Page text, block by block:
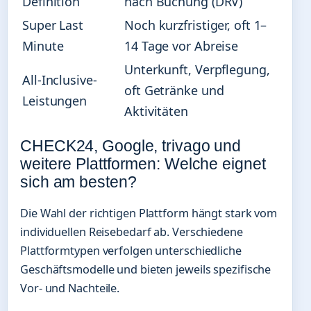
Super Last
Minute
Noch kurzfristiger, oft 1–
14 Tage vor Abreise
All-Inclusive-
Leistungen
Unterkunft, Verpflegung,
oft Getränke und
Aktivitäten
CHECK24, Google, trivago und
weitere Plattformen: Welche eignet
sich am besten?
Die Wahl der richtigen Plattform hängt stark vom
individuellen Reisebedarf ab. Verschiedene
Plattformtypen verfolgen unterschiedliche
Geschäftsmodelle und bieten jeweils spezifische
Vor- und Nachteile.